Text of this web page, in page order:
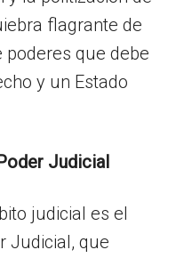
flagrante de
poderes que debe
y un Estado
Judicial
judicial es el
Judicial, que